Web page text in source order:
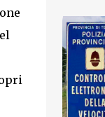
Queen, i
avanti
l'energia
inserisce